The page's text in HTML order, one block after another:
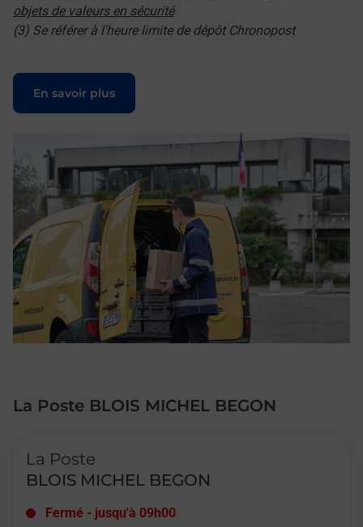
objets de valeurs en sécurité
(3) Se référer à l'heure limite de dépôt Chronopost
En savoir plus
Le lien s'ouvre dans un nouvel onglet
La Poste BLOIS MICHEL BEGON
La Poste
BLOIS MICHEL BEGON
Fermé - jusqu'à 09h00